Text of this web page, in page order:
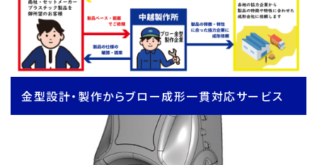
金型設計・製作からブロー成形一貫対応サービス